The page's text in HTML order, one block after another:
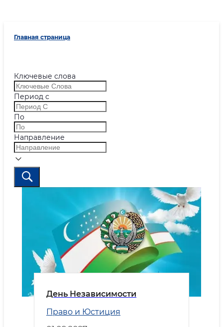
Главная страница
Ключевые слова
Период с
По
Направление
День Независимости
Право и Юстиция